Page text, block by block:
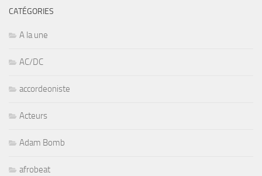
CATÉGORIES
A la une
AC/DC
accordeoniste
Acteurs
Adam Bomb
afrobeat